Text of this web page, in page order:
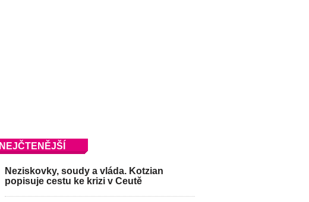
NEJČTENĚJŠÍ
Neziskovky, soudy a vláda. Kotzian
popisuje cestu ke krizi v Ceutě